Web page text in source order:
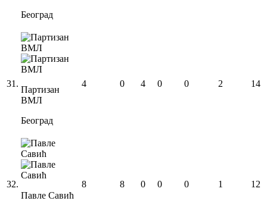
Београд
31 .
Партизан
ВМЛ
Београд
4 0 4 0 0 2 14
32.
Павле Савић
8 8 0 0 0 1 12